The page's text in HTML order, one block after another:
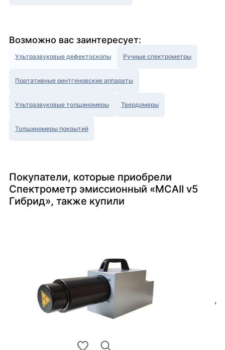
Возможно вас заинтересует:
Ультразвуковые дефектоскопы Ручные спектрометры
Портативные рентгеновские аппараты
Ультразвуковые толщиномеры Твердомеры
Толщиномеры покрытий
Покупатели, которые приобрели
Спектрометр эмиссионный «МСАII v5
Гибрид», также купили